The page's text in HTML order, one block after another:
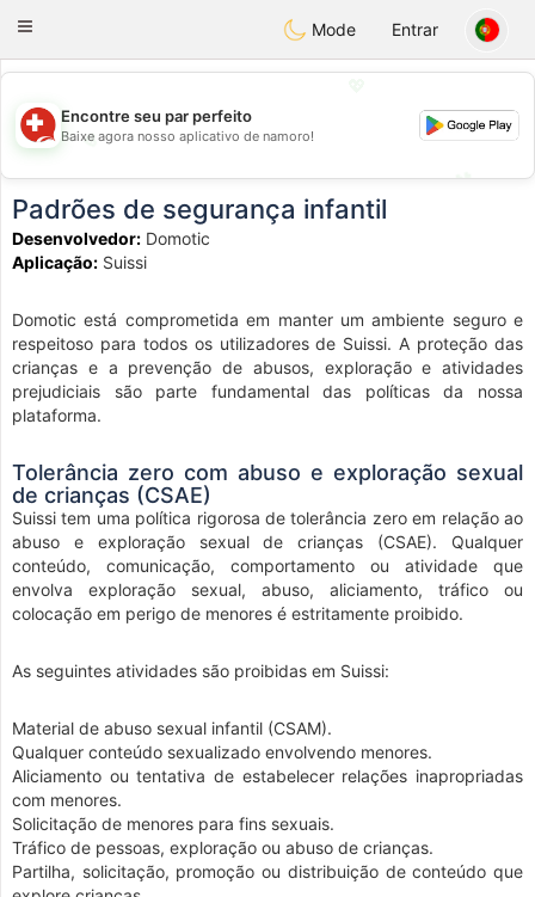
Suissi
Toggle
Mode Entrar
💖
💕
Encontre seu par perfeito
Baixe agora nosso aplicativo de namoro!
Padrões de segurança infantil
Desenvolvedor: Domotic
Aplicação: Suissi
Domotic está comprometida em manter um ambiente seguro e
respeitoso para todos os utilizadores de Suissi. A proteção das
crianças e a prevenção de abusos, exploração e atividades
prejudiciais são parte fundamental das políticas da nossa
plataforma.
Tolerância zero com abuso e exploração sexual
de crianças (CSAE)
Suissi tem uma política rigorosa de tolerância zero em relação ao
abuso e exploração sexual de crianças (CSAE). Qualquer
conteúdo, comunicação, comportamento ou atividade que
envolva exploração sexual, abuso, aliciamento, tráfico ou
colocação em perigo de menores é estritamente proibido.
As seguintes atividades são proibidas em Suissi:
Material de abuso sexual infantil (CSAM).
Qualquer conteúdo sexualizado envolvendo menores.
Aliciamento ou tentativa de estabelecer relações inapropriadas
com menores.
Solicitação de menores para fins sexuais.
Tráfico de pessoas, exploração ou abuso de crianças.
Partilha, solicitação, promoção ou distribuição de conteúdo que